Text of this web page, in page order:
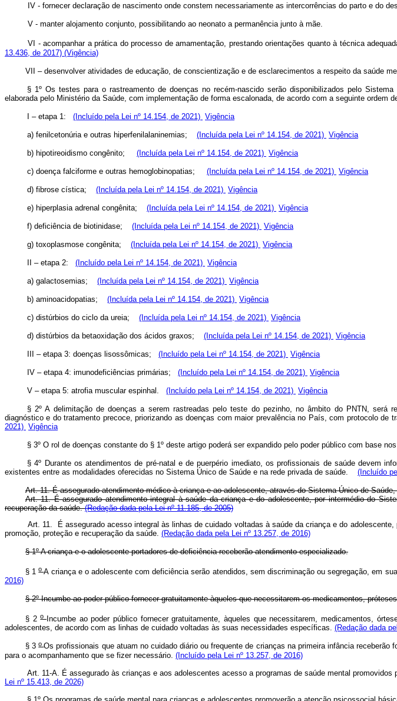
IV - fornecer declaração de nascimento onde constem necessariamente as intercorrências do parto e do
V - manter alojamento conjunto, possibilitando ao neonato a permanência junto à mãe.
VI - acompanhar a prática do processo de amamentação, prestando orientações quanto à técnica
13.436, de 2017) (Vigência)
VII – desenvolver atividades de educação, de conscientização e de esclarecimentos a respeito da saúde
§ 1º Os testes para o rastreamento de doenças no recém-nascido serão disponibilizados pelo
elaborada pelo Ministério da Saúde, com implementação de forma escalonada, de acordo com a seguinte ordem
I – etapa 1: (Incluído pela Lei nº 14.154, de 2021) Vigência
a) fenilcetonúria e outras hiperfenilalaninemias; (Incluída pela Lei nº 14.154, de 2021) Vigência
b) hipotireoidismo congênito; (Incluída pela Lei nº 14.154, de 2021) Vigência
c) doença falciforme e outras hemoglobinopatias; (Incluída pela Lei nº 14.154, de 2021) Vigência
d) fibrose cística; (Incluída pela Lei nº 14.154, de 2021) Vigência
e) hiperplasia adrenal congênita; (Incluída pela Lei nº 14.154, de 2021) Vigência
f) deficiência de biotinidase; (Incluída pela Lei nº 14.154, de 2021) Vigência
g) toxoplasmose congênita; (Incluída pela Lei nº 14.154, de 2021) Vigência
II – etapa 2: (Incluído pela Lei nº 14.154, de 2021) Vigência
a) galactosemias; (Incluída pela Lei nº 14.154, de 2021) Vigência
b) aminoacidopatias; (Incluída pela Lei nº 14.154, de 2021) Vigência
c) distúrbios do ciclo da ureia; (Incluída pela Lei nº 14.154, de 2021) Vigência
d) distúrbios da betaoxidação dos ácidos graxos; (Incluída pela Lei nº 14.154, de 2021) Vigência
III – etapa 3: doenças lisossômicas; (Incluído pela Lei nº 14.154, de 2021) Vigência
IV – etapa 4: imunodeficiências primárias; (Incluído pela Lei nº 14.154, de 2021) Vigência
V – etapa 5: atrofia muscular espinhal. (Incluído pela Lei nº 14.154, de 2021) Vigência
§ 2º A delimitação de doenças a serem rastreadas pelo teste do pezinho, no âmbito do PNTN, será
diagnóstico e do tratamento precoce, priorizando as doenças com maior prevalência no País, com protocolo
2021) Vigência
§ 3º O rol de doenças constante do § 1º deste artigo poderá ser expandido pelo poder público com base
§ 4º Durante os atendimentos de pré-natal e de puerpério imediato, os profissionais de saúde devem
existentes entre as modalidades oferecidas no Sistema Único de Saúde e na rede privada de saúde.
(Incluído
Art. 11. É assegurado atendimento médico à criança e ao adolescente, através do Sistema Único de
Art. 11. É assegurado atendimento integral à saúde da criança e do adolescente, por intermédio do
recuperação da saúde.(Redação dada pela Lei nº 11.185, de 2005)
Art. 11. É assegurado acesso integral às linhas de cuidado voltadas à saúde da criança e do
promoção, proteção e recuperação da saúde. (Redação dada pela Lei nº 13.257, de 2016)
§ 1º A criança e o adolescente portadores de deficiência receberão atendimento especializado.
§ 1o A criança e o adolescente com deficiência serão atendidos, sem discriminação ou segregação, em
2016)
§ 2º Incumbe ao poder público fornecer gratuitamente àqueles que necessitarem os medicamentos,
§ 2o
Incumbe ao poder público fornecer gratuitamente, àqueles que necessitarem, medicamentos,
adolescentes, de acordo com as linhas de cuidado voltadas às suas necessidades específicas. (Redação dada
§ 3oOs profissionais que atuam no cuidado diário ou frequente de crianças na primeira infância
para o acompanhamento que se fizer necessário. (Incluído pela Lei nº 13.257, de 2016)
Art. 11-A. É assegurado às crianças e aos adolescentes acesso a programas de saúde mental
Lei nº 15.413, de 2026)